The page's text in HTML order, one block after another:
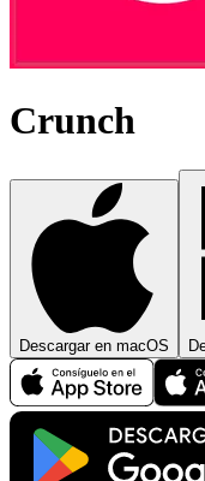
Crunch
Descargar en macOS